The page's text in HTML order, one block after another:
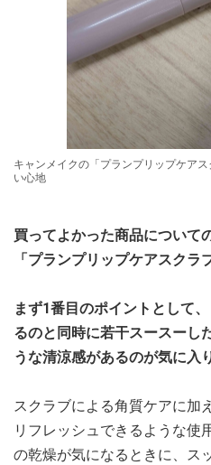
キャンメイクの「プランプリップケア
い心地
買ってよかった商品について
「プランプリップケアスクラ
まず1番目のポイントとして
るのと同時に若干スースーし
うな清涼感があるのが気に入
スクラブによる角質ケアに加
リフレッシュできるような使
の乾燥が気になるときに、ス